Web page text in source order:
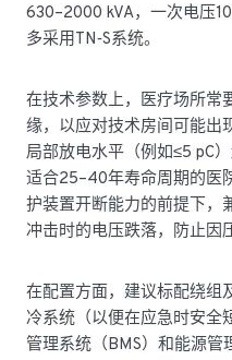
630–2000 kVA，一次电压
多采用TN‑S系统。
在技术参数上，医疗场所常
缘，以应对技术房间可能出
局部放电水平（例如≤5 pC
适合25–40年寿命周期的医
护装置开断能力的前提下，
冲击时的电压跌落，防止因
在配置方面，建议标配绕组
冷系统（以便在应急时安全
管理系统（BMS）和能源管